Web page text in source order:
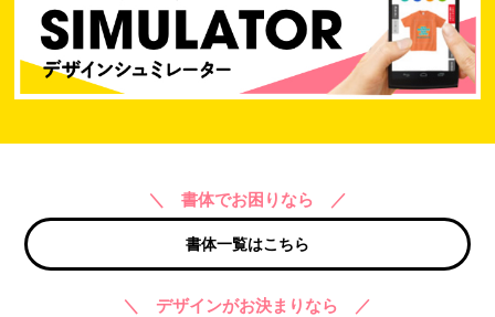
＼ 書体でお困りなら ／
書体一覧はこちら
＼ デザインがお決まりなら ／